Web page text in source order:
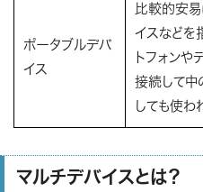
ポータブルデバ
イス
比較的安
イスなどを
トフォンや
接続して中
しても使わ
マルチデバイスとは？